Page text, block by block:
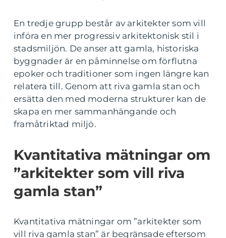
En tredje grupp består av arkitekter som vill
införa en mer progressiv arkitektonisk stil i
stadsmiljön. De anser att gamla, historiska
byggnader är en påminnelse om förflutna
epoker och traditioner som ingen längre kan
relatera till. Genom att riva gamla stan och
ersätta den med moderna strukturer kan de
skapa en mer sammanhängande och
framåtriktad miljö.
Kvantitativa mätningar om
”arkitekter som vill riva
gamla stan”
Kvantitativa mätningar om ”arkitekter som
vill riva gamla stan” är begränsade eftersom